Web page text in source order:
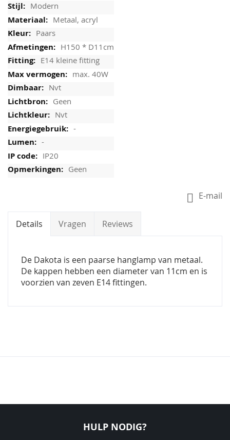
Modern
Metaal, acryl
Paars
H150 * D11cm
E14 kleine fitting
max. 40W
Nvt
Geen
Nvt
-
-
IP20
Geen
E-mail
Details Vragen Reviews
De Dakota is een paarse hanglamp van metaal.
De kappen hebben een diameter van 11cm en is
voorzien van zeven E14 fittingen.
HULP NODIG?